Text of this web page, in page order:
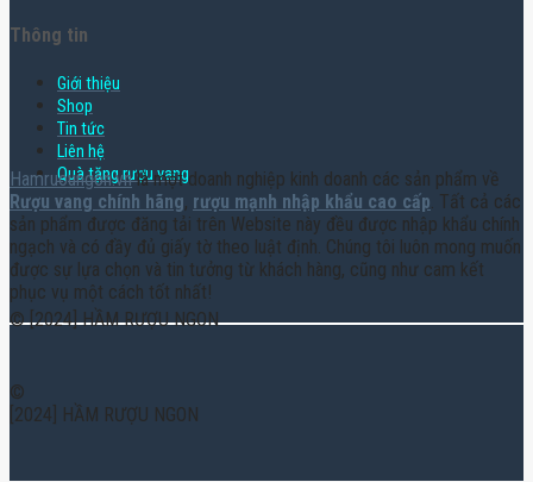
Thông tin
Giới thiệu
Shop
Tin tức
Liên hệ
Quà tặng rượu vang
Hamruoungon.vnlà một doanh nghiệp kinh doanh các sản phẩm về
Rượu vang chính hãng, rượu mạnh nhập khẩu cao cấp. Tất cả các
sản phẩm được đăng tải trên Website này đều được nhập khẩu chính
ngạch và có đầy đủ giấy tờ theo luật định. Chúng tôi luôn mong muốn
được sự lựa chọn và tin tưởng từ khách hàng, cũng như cam kết
phục vụ một cách tốt nhất!
© [2024] HẦM RƯỢU NGON
©
[2024] HẦM RƯỢU NGON